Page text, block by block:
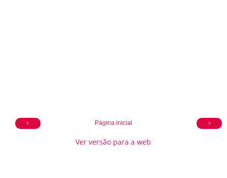
‹ ›
Página inicial
Ver versão para a web